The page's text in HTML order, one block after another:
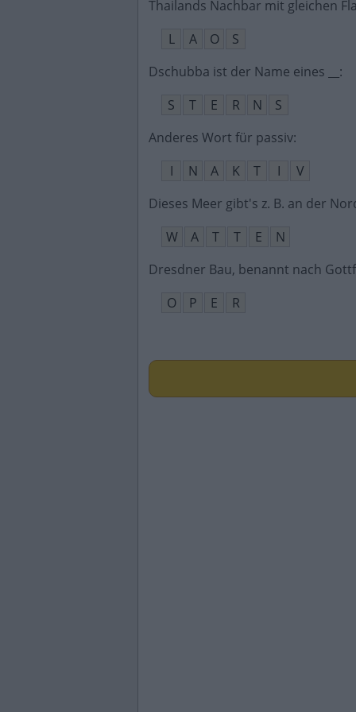
Thailands Nachbar mit gleichen
L
A O
S
Dschubba ist der Name eines __ :
S
T E R N
S
Anderes Wort für passiv:
I
N A K T I
V
Dieses Meer gibt's z. B. an der
W
A T T E
N
Dresdner Bau, benannt nach
O
P E R